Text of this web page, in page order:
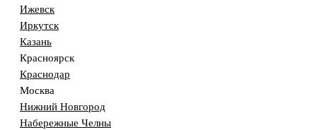
Ижевск
Иркутск
Казань
Красноярск
Краснодар
Москва
Нижний Новгород
Набережные Челны